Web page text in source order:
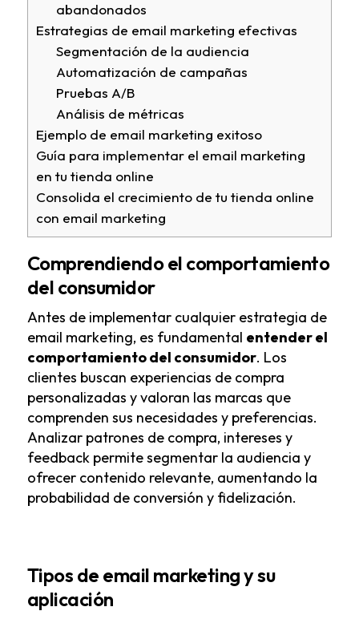
abandonados
Estrategias de email marketing efectivas
Segmentación de la audiencia
Automatización de campañas
Pruebas A/B
Análisis de métricas
Ejemplo de email marketing exitoso
Guía para implementar el email marketing
en tu tienda online
Consolida el crecimiento de tu tienda online
con email marketing
Comprendiendo el comportamiento
del consumidor
Antes de implementar cualquier estrategia de
email marketing, es fundamental entender el
comportamiento del consumidor. Los
clientes buscan experiencias de compra
personalizadas y valoran las marcas que
comprenden sus necesidades y preferencias.
Analizar patrones de compra, intereses y
feedback permite segmentar la audiencia y
ofrecer contenido relevante, aumentando la
probabilidad de conversión y fidelización.
Tipos de email marketing y su
aplicación